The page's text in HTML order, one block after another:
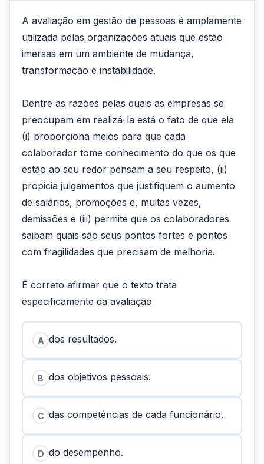
A avaliação em gestão de pessoas é amplamente
utilizada pelas organizações atuais que estão
imersas em um ambiente de mudança,
transformação e instabilidade.
Dentre as razões pelas quais as empresas se
preocupam em realizá-la está o fato de que ela
(i) proporciona meios para que cada
colaborador tome conhecimento do que os que
estão ao seu redor pensam a seu respeito, (ii)
propicia julgamentos que justifiquem o aumento
de salários, promoções e, muitas vezes,
demissões e (iii) permite que os colaboradores
saibam quais são seus pontos fortes e pontos
com fragilidades que precisam de melhoria.
É correto afirmar que o texto trata
especificamente da avaliação
A dos resultados.
B dos objetivos pessoais.
C das competências de cada funcionário.
D do desempenho.